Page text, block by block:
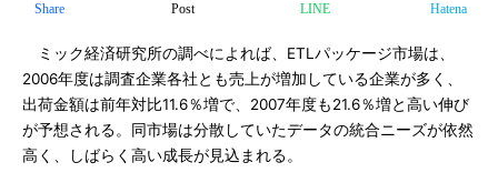
Share Post LINE Hatena
ミック経済研究所の調べによれば、ETLパッケージ市場は、
2006年度は調査企業各社とも売上が増加している企業が多く、
出荷金額は前年対比11.6％増で、2007年度も21.6％増と高い伸び
が予想される。同市場は分散していたデータの統合ニーズが依然
高く、しばらく高い成長が見込まれる。